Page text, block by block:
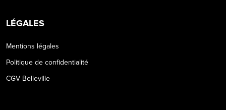
LÉGALES
Mentions légales
Politique de confidentialité
CGV Belleville